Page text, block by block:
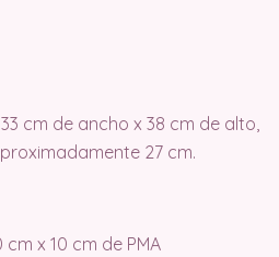
cm de ancho x 38 cm de alto,
27 cm.
cm x 10 cm de PMA